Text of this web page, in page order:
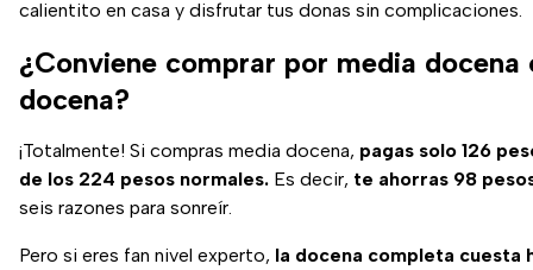
calientito en casa y disfrutar tus donas sin complicaciones.
¿Conviene comprar por media docena
docena?
¡Totalmente! Si compras media docena, pagas solo 126
de los 224 pesos normales. Es decir, te ahorras 98
seis razones para sonreír.
Pero si eres fan nivel experto, la docena completa cuesta